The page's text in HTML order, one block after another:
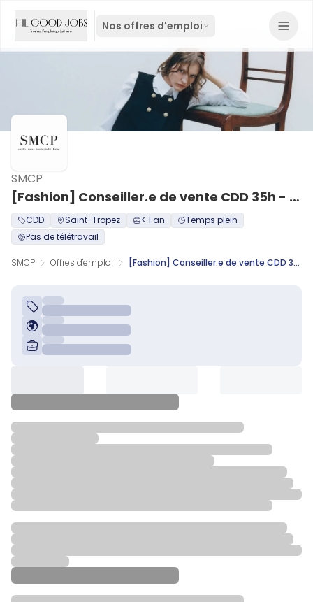
Nos offres d'emploi
[Fashion] Conseiller.e de vente CDD 35h - Saint-Tropez H/F
SMCP
CDD Saint-Tropez < 1 an
Temps plein
Pas de télétravail
SMCP Offres d'emploi [Fashion] Conseiller.e de vente CDD 35h - Saint-Tropez H/F